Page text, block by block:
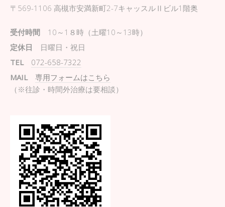
〒569-1106 高槻市安満新町2-7キャッスルⅡビル1階奥
受付時間 10～1８時（土曜10～13時）
定休日 日曜日・祝日
TEL
072-658-7322
MAIL
専用フォームはこちら
（※往診・時間外治療は要相談）